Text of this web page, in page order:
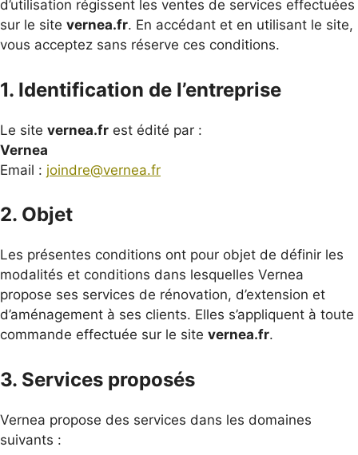
d’utilisation régissent les ventes de services effectuées
sur le site vernea.fr. En accédant et en utilisant le site,
vous acceptez sans réserve ces conditions.
1. Identification de l’entreprise
Le site vernea.fr est édité par :
Vernea
Email : joindre@vernea.fr
2. Objet
Les présentes conditions ont pour objet de définir les
modalités et conditions dans lesquelles Vernea
propose ses services de rénovation, d’extension et
d’aménagement à ses clients. Elles s’appliquent à toute
commande effectuée sur le site vernea.fr.
3. Services proposés
Vernea propose des services dans les domaines
suivants :